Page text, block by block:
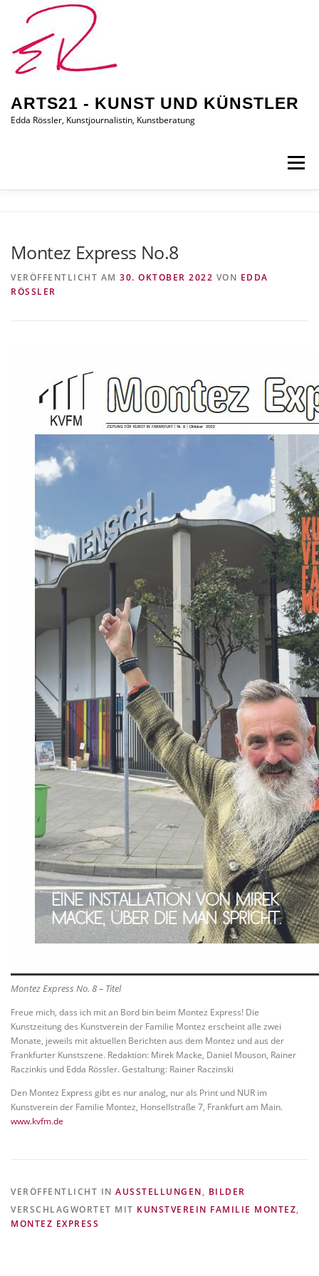
ARTS21 - KUNST UND KÜNSTLER
Edda Rössler, Kunstjournalistin, Kunstberatung
Menü
Montez Express No.8
VERÖFFENTLICHT AM 30. OKTOBER 2022 VON EDDA
RÖSSLER
Montez Express No. 8 – Titel
Freue mich, dass ich mit an Bord bin beim Montez Express! Die
Kunstzeitung des Kunstverein der Familie Montez erscheint alle zwei
Monate, jeweils mit aktuellen Berichten aus dem Montez und aus der
Frankfurter Kunstszene. Redaktion: Mirek Macke, Daniel Mouson, Rainer
Raczinkis und Edda Rössler. Gestaltung: Rainer Raczinski
Den Montez Express gibt es nur analog, nur als Print und NUR im
Kunstverein der Familie Montez, Honsellstraße 7, Frankfurt am Main.
www.kvfm.de
VERÖFFENTLICHT IN AUSSTELLUNGEN, BILDER
VERSCHLAGWORTET MIT KUNSTVEREIN FAMILIE MONTEZ,
MONTEZ EXPRESS